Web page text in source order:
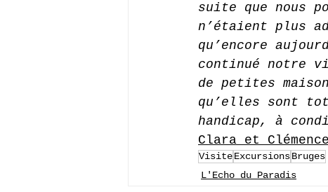
suite que nous
n’étaient plus
qu’encore
continué notre
de petites
qu’elles sont
handicap, à
Clara et Clémence
VisiteExcursionsBruges
L'Echo du Paradis